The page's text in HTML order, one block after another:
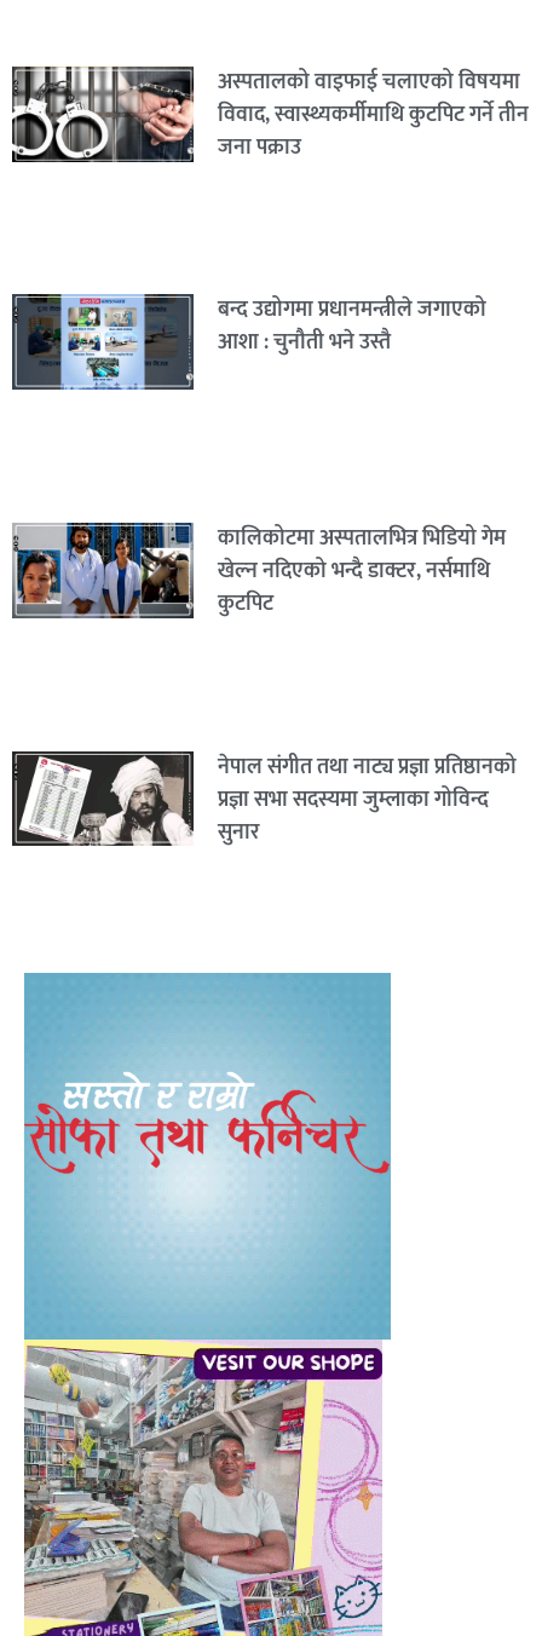
अस्पतालको वाइफाई चलाएको विषयमा
विवाद, स्वास्थ्यकर्मीमाथि कुटपिट गर्ने तीन
जना पक्राउ
बन्द उद्योगमा प्रधानमन्त्रीले जगाएको
आशा : चुनौती भने उस्तै
कालिकोटमा अस्पतालभित्र भिडियो गेम
खेल्न नदिएको भन्दै डाक्टर, नर्समाथि
कुटपिट
नेपाल संगीत तथा नाट्य प्रज्ञा प्रतिष्ठानको
प्रज्ञा सभा सदस्यमा जुम्लाका गोविन्द
सुनार